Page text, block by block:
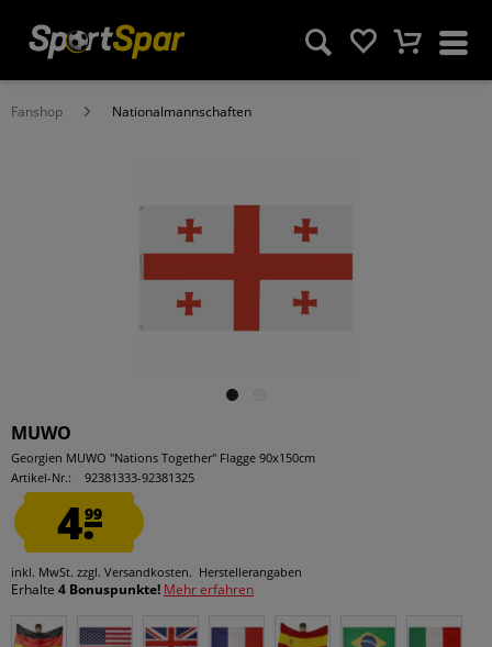
Fanshop Nationalmannschaften
MUWO
Georgien MUWO "Nations Together" Flagge 90x150cm
Artikel-Nr.:
92381333-92381325
4.99
inkl. MwSt. zzgl. Versandkosten. Herstellerangaben
Erhalte 4 Bonuspunkte! Mehr erfahren